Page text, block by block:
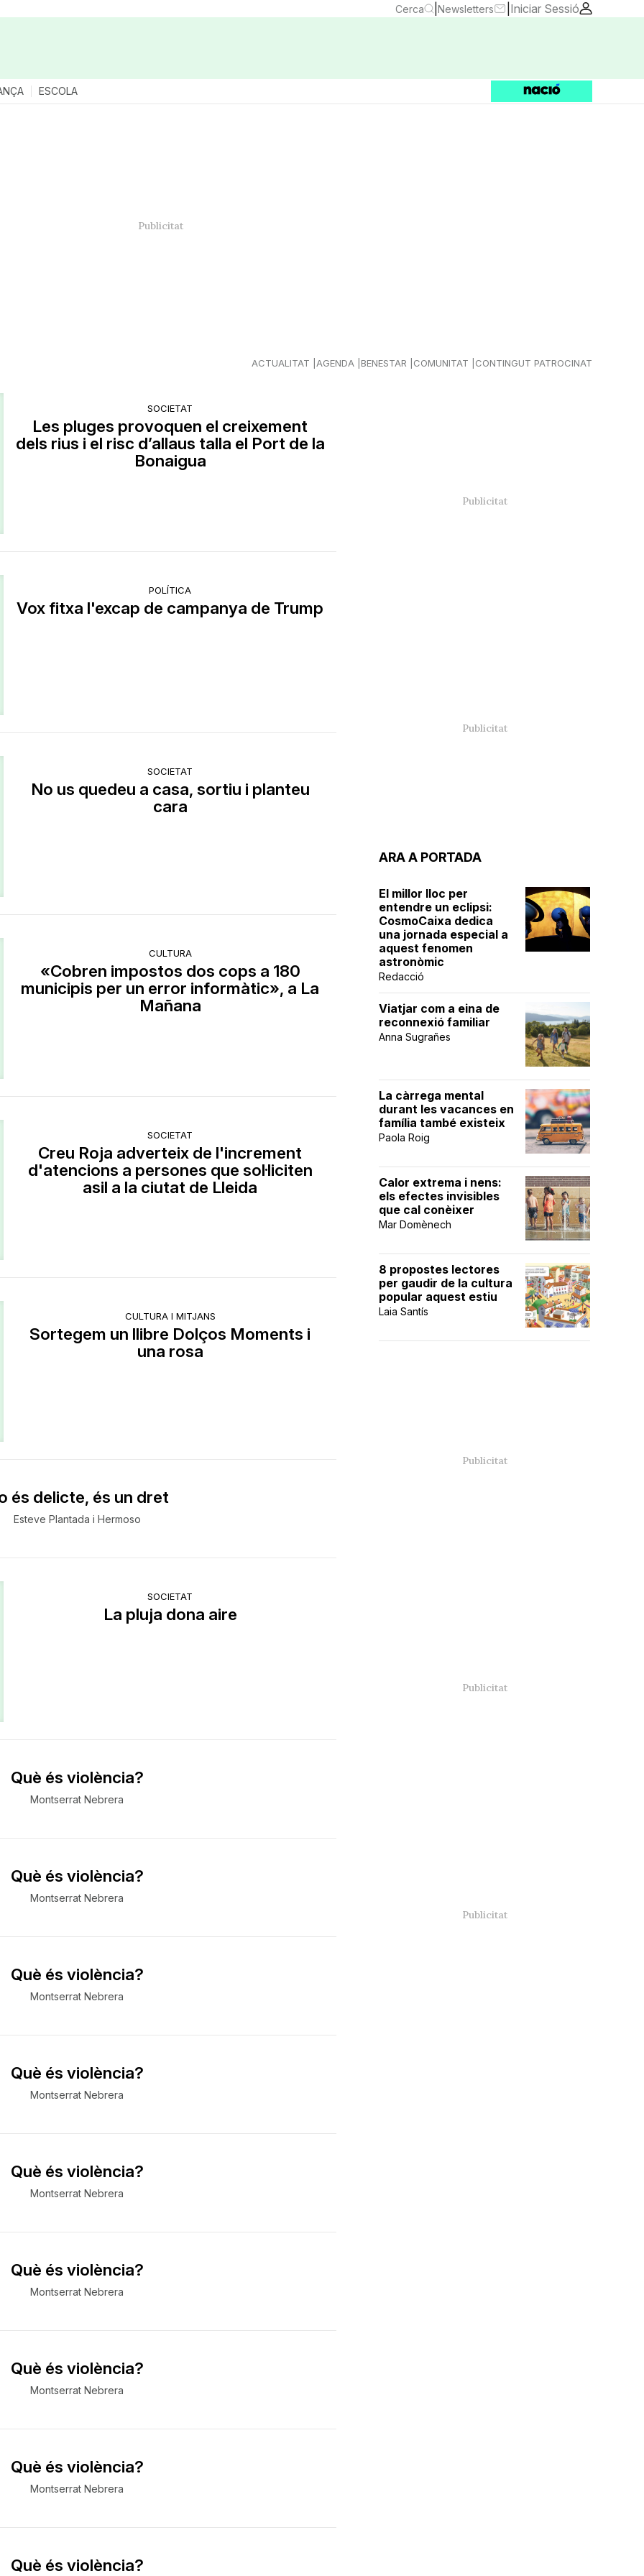
Cerca Newsletters Iniciar Sessió
ESCOLA
ACTUALITAT AGENDA BENESTAR COMUNITAT CONTINGUT PATROCINAT
SOCIETAT
Les pluges provoquen el creixement
dels rius i el risc d’allaus talla el Port de la
Bonaigua
POLÍTICA
Vox fitxa l'excap de campanya de Trump
SOCIETAT
No us quedeu a casa, sortiu i planteu
cara
CULTURA
«Cobren impostos dos cops a 180
municipis per un error informàtic», a La
Mañana
SOCIETAT
Creu Roja adverteix de l'increment
d'atencions a persones que sol·liciten
asil a la ciutat de Lleida
CULTURA I MITJANS
Sortegem un llibre Dolços Moments i
una rosa
és delicte, és un dret
Esteve Plantada i Hermoso
SOCIETAT
La pluja dona aire
Què és violència?
Montserrat Nebrera
Què és violència?
Montserrat Nebrera
Què és violència?
Montserrat Nebrera
Què és violència?
Montserrat Nebrera
Què és violència?
Montserrat Nebrera
Què és violència?
Montserrat Nebrera
Què és violència?
Montserrat Nebrera
Què és violència?
Montserrat Nebrera
Què és violència?
ARA A PORTADA
El millor lloc per
entendre un eclipsi:
CosmoCaixa dedica
una jornada especial a
aquest fenomen
astronòmic
Redacció
Viatjar com a eina de
reconnexió familiar
Anna Sugrañes
La càrrega mental
durant les vacances en
família també existeix
Paola Roig
Calor extrema i nens:
els efectes invisibles
que cal conèixer
Mar Domènech
8 propostes lectores
per gaudir de la cultura
popular aquest estiu
Laia Santís